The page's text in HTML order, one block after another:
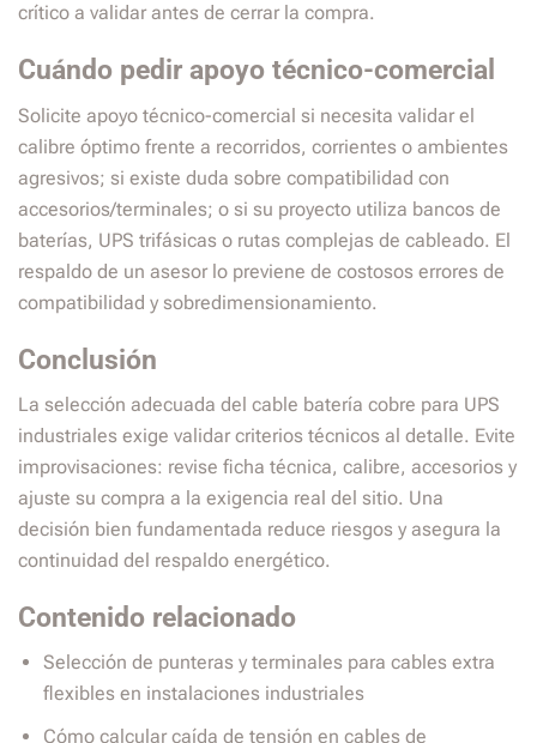
crítico a validar antes de cerrar la compra.
Cuándo pedir apoyo técnico-comercial
Solicite apoyo técnico-comercial si necesita validar el
calibre óptimo frente a recorridos, corrientes o ambientes
agresivos; si existe duda sobre compatibilidad con
accesorios/terminales; o si su proyecto utiliza bancos de
baterías, UPS trifásicas o rutas complejas de cableado. El
respaldo de un asesor lo previene de costosos errores de
compatibilidad y sobredimensionamiento.
Conclusión
La selección adecuada del cable batería cobre para UPS
industriales exige validar criterios técnicos al detalle. Evite
improvisaciones: revise ficha técnica, calibre, accesorios y
ajuste su compra a la exigencia real del sitio. Una
decisión bien fundamentada reduce riesgos y asegura la
continuidad del respaldo energético.
Contenido relacionado
Selección de punteras y terminales para cables extra
flexibles en instalaciones industriales
Cómo calcular caída de tensión en cables de